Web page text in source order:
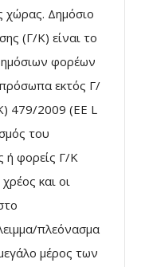
χώρας. Δημόσιο
(Γ/Κ) είναι το
φορέων
εκτός Γ/
479/2009 (ΕΕ L
του
ή φορείς Γ/Κ
και οι
πλεόνασμα
μέρος των